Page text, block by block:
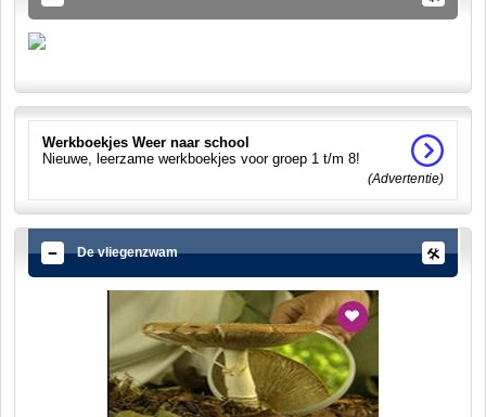
Werkboekjes Weer naar school
Nieuwe, leerzame werkboekjes voor groep 1 t/m 8!
(Advertentie)
De vliegenzwam